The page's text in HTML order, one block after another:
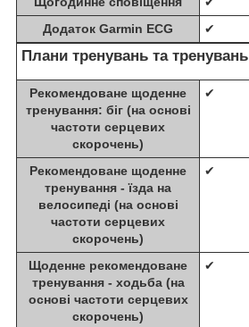
Додаток Garmin ECG
✔
Плани тренувань та тренувань
Рекомендоване щоденне
тренування: біг (на основі
частоти серцевих
скорочень)
✔
Рекомендоване щоденне
тренування - їзда на
велосипеді (на основі
частоти серцевих
скорочень)
✔
Щоденне рекомендоване
тренування - ходьба (на
основі частоти серцевих
скорочень)
✔